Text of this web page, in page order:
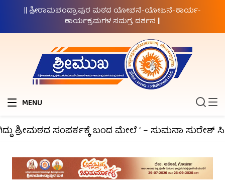
|| ಶ್ರೀರಾಮಚಂದ್ರಾಪುರ ಮಠದ ಯೋಚನೆ-ಯೋಜನೆ-ಕಾರ್ಯ-
ಕಾರ್ಯಕ್ರಮಗಳ ಸಮಗ್ರ ದರ್ಶನ ||
MENU
ಶ್ರೀಮಠದ ಸಂಪರ್ಕಕ್ಕೆ ಬಂದ ಮೇಲೆ ‘ – ಸುಮನಾ ಸುರೇಶ್